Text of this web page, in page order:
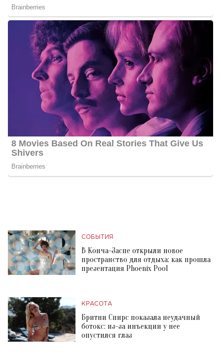
СОБЫТИЯ
В Конча-Заспе открыли новое
пространство для отдыха: как прошла
презентация Phoenix Pool
КРАСОТА
Бритни Спирс показала неудачный
ботокс: из-за инъекции у нее
опустился глаз